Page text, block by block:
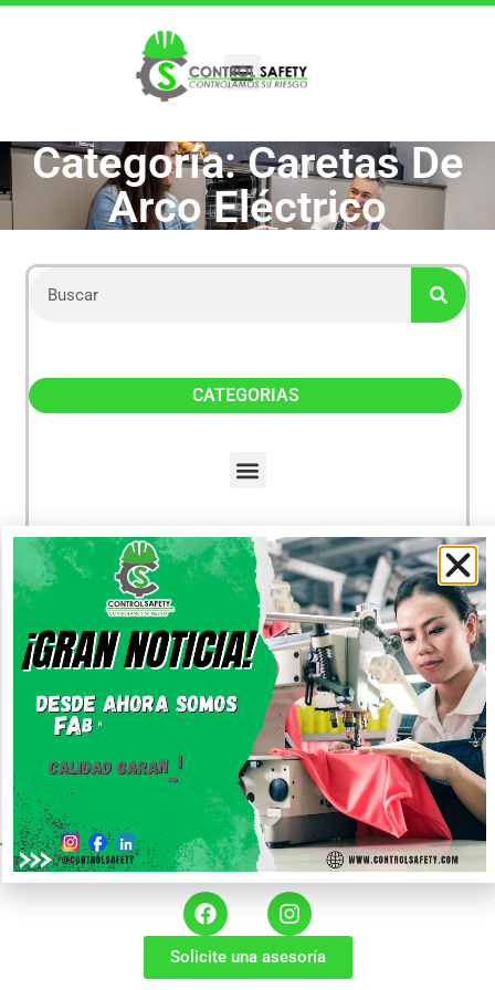
Categoría: Caretas De
Arco Eléctrico
CATEGORIAS
Parece que no podemos encontrar lo que estás
buscando.
Siganos
Solicite una asesoría